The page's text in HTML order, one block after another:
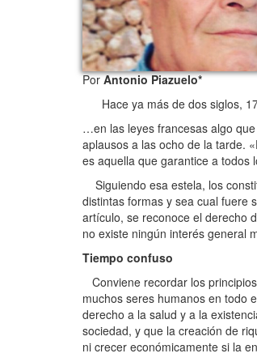
PorAntonio Piazuelo*
Hace ya más de dos siglos,
…en las leyes francesas algo
aplausos a las ocho de la tarde.
es aquella que garantice a todos
Siguiendo esa estela, los
distintas formas y sea cual fuere
artículo, se reconoce el derecho
no existe ningún interés general
Tiempo confuso
Conviene recordar los
muchos seres humanos en todo
derecho a la salud y a la
sociedad, y que la creación de
ni crecer económicamente si la